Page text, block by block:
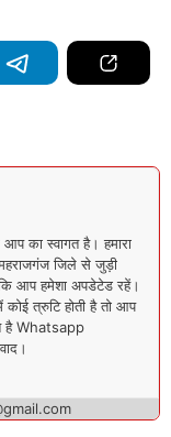
का स्वागत है। हमारा
जिले से जुड़ी
आप हमेशा अपडेटेड रहें।
कोई त्रुटि होती है तो आप
है Whatsapp